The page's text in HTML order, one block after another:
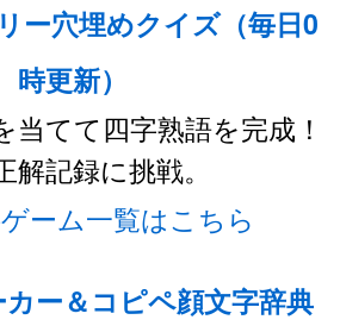
ー穴埋めクイズ（毎日0
時更新）
当てて四字熟語を完成！
解記録に挑戦。
ーム一覧はこちら
ー＆コピペ顔文字辞典